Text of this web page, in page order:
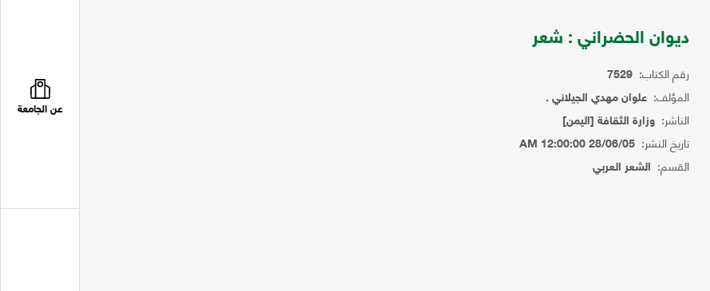
عن الجامعة
ديوان الحضراني : شعر
رقم الكتاب: 7529
المؤلف: علوان مهدي الجيلاني .
الناشر: وزارة الثقافة [اليمن]
تاريخ النشر: 28/06/05 12:00:00 AM
القسم: الشعر العربي